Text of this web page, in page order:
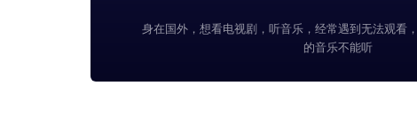
身在国外，想看电视剧，听音乐，经常遇到无法观看
的音乐不能听